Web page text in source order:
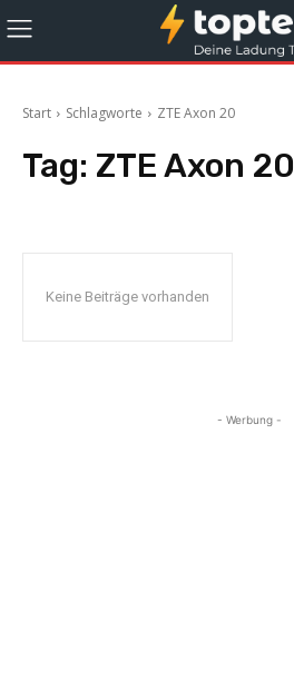
Start Schlagworte ZTE Axon 20
Tag: ZTE Axon 20
Keine Beiträge vorhanden
- Werbung -